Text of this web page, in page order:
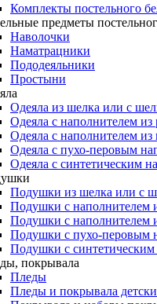
Комплекты постельного
предметы
Наволочки
Наматрацники
Пододеяльники
Простыни
Одеяла из шелка или с
Одеяла с наполнителем из
Одеяла с наполнителем из
Одеяла с пухо-перовым
Одеяла с синтетическим
Подушки из шелка или с
Подушки с наполнителем
Подушки с наполнителем
Подушки с пухо-перовым
Подушки с
покрывала
Пледы
Пледы и покрывала